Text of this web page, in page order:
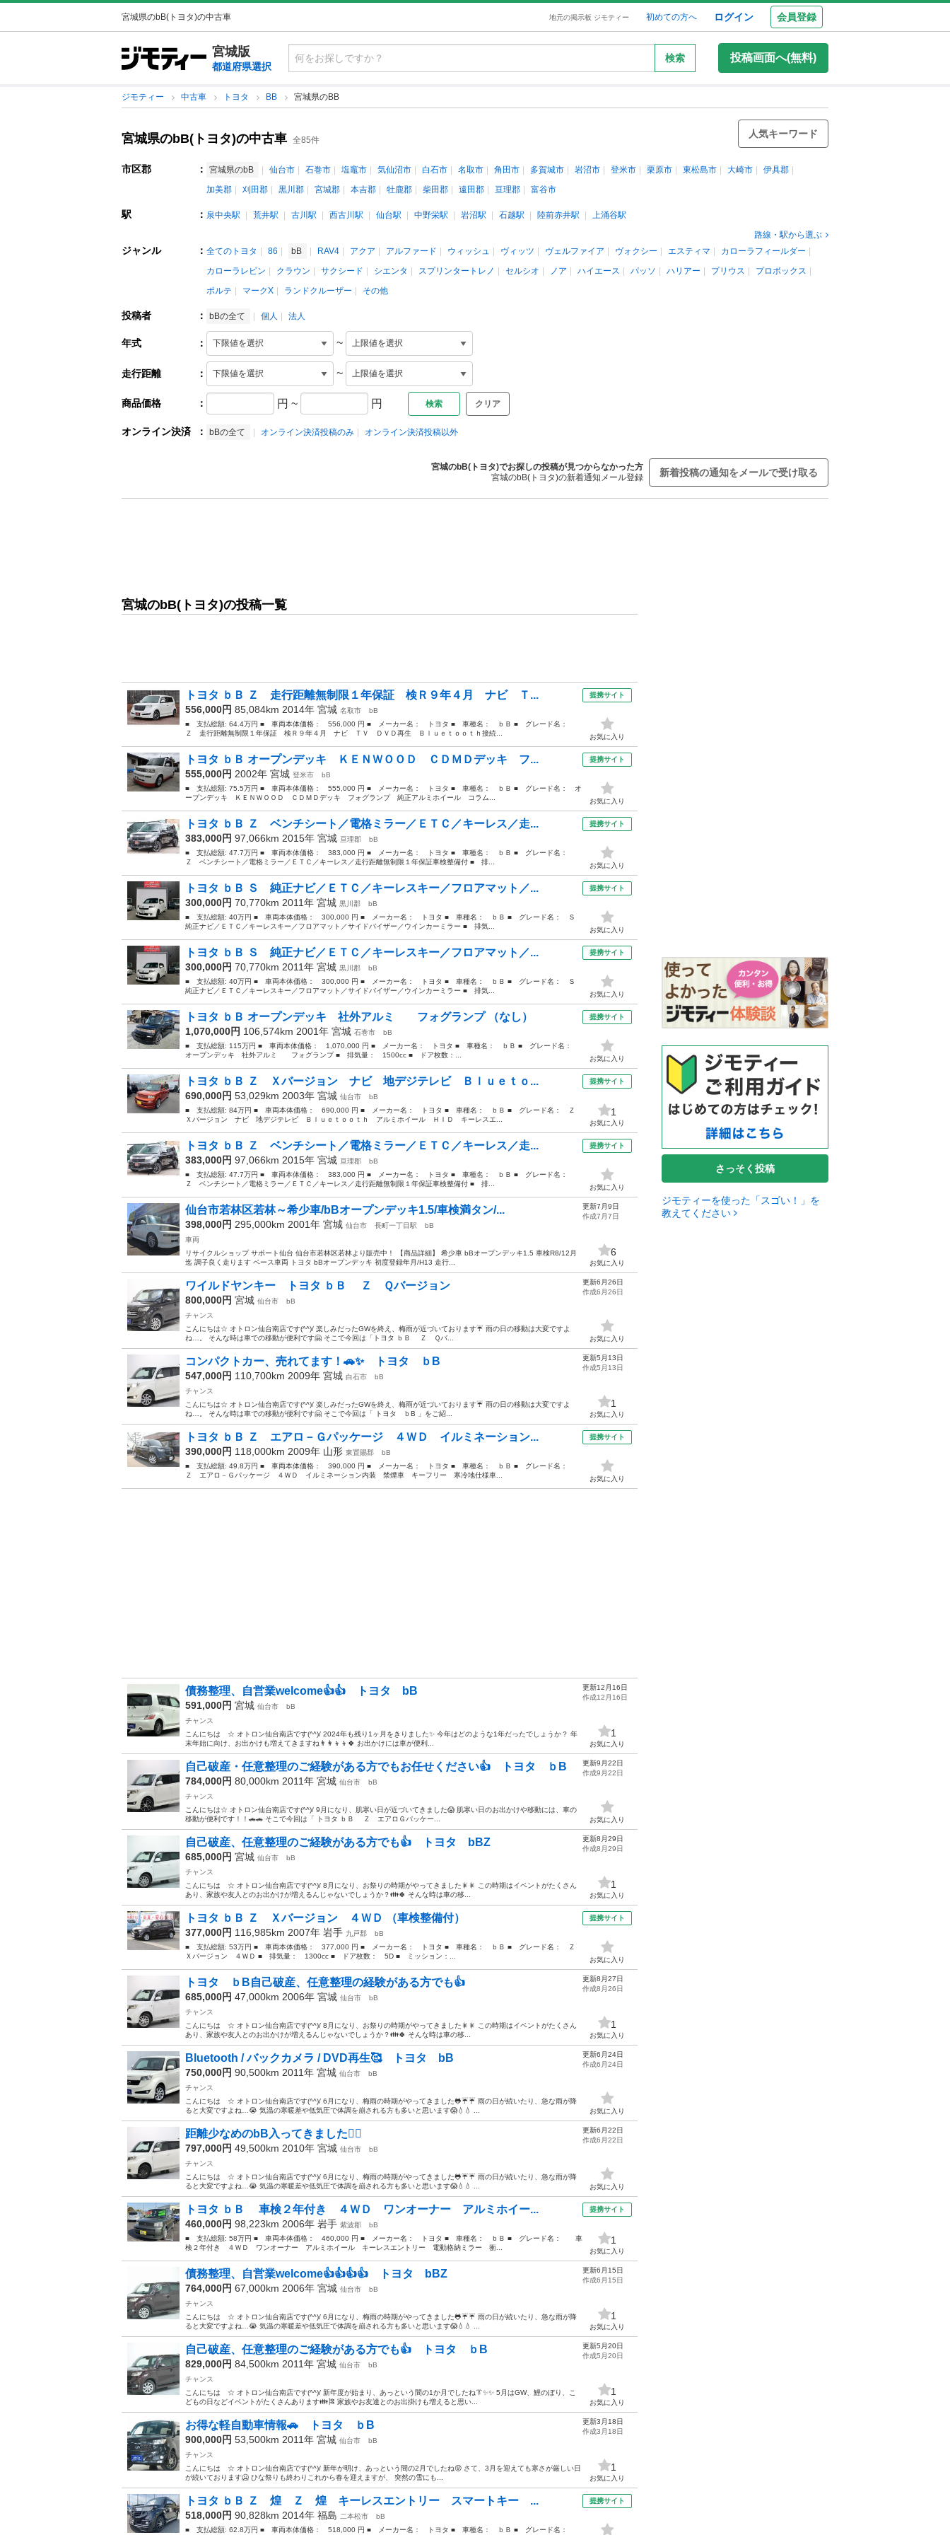
宮城県のbB(トヨタ)の中古車 地元の掲示板 ジモティー 初めての方へ ログイン 会員登録
宮城版
都道府県選択
検索 投稿画面へ(無料)
ジモティー 中古車 トヨタ BB 宮城県のBB
宮城県のbB(トヨタ)の中古車 全85件
人気キーワード
市区郡 ： 宮城県のbB 仙台市 石巻市 塩竈市 気仙沼市 白石市 名取市 角田市 多賀城市 岩沼市 登米市 栗原市 東松島市 大崎市
伊具郡
加美郡
刈田郡 黒川郡 宮城郡 本吉郡 牡鹿郡 柴田郡 遠田郡 亘理郡 富谷市
駅 ： 泉中央駅 荒井駅 古川駅 西古川駅 仙台駅 中野栄駅 岩沼駅 石越駅 陸前赤井駅
上涌谷駅
路線・駅から選ぶ
ジャンル ： 全てのトヨタ 86 bB RAV4 アクア アルファード ウィッシュ ヴィッツ ヴェルファイア ヴォクシー エスティマ
カローラフィールダー
カローラレビン
クラウン サクシード シエンタ スプリンタートレノ セルシオ ノア ハイエース パッソ ハリアー プリウス
プロボックス
ポルテ
マークX ランドクルーザー その他
投稿者 ： bBの全て 個人 法人
年式 ： ~
走行距離 ： ~
商品価格 ： 円 ~ 円 クリア
オンライン決済 ： bBの全て オンライン決済投稿のみ オンライン決済投稿以外
宮城のbB(トヨタ)でお探しの投稿が見つからなかった方
宮城のbB(トヨタ)の新着通知メール登録
新着投稿の通知をメールで受け取る
宮城のbB(トヨタ)の投稿一覧
トヨタ ｂＢ Ｚ 走行距離無制限１年保証 検Ｒ９年４月 ナビ Ｔ...
556,000円 85,084km 2014年 宮城 名取市
bB
■ 支払総額: 64.4万円 ■ 車両本体価格： 556,000 円 ■ メーカー名： トヨタ ■ 車種名： ｂＢ ■ グレード名：
Ｚ 走行距離無制限１年保証 検Ｒ９年４月 ナビ ＴＶ ＤＶＤ再生 Ｂｌｕｅｔｏｏｔｈ接続...
提携サイト
お気に入り
トヨタ ｂＢ オープンデッキ ＫＥＮＷＯＯＤ ＣＤＭＤデッキ フ...
555,000円 2002年 宮城 登米市
bB
■ 支払総額: 75.5万円 ■ 車両本体価格： 555,000 円 ■ メーカー名： トヨタ ■ 車種名： ｂＢ ■ グレード名： オ
ープンデッキ ＫＥＮＷＯＯＤ ＣＤＭＤデッキ フォグランプ 純正アルミホイール コラム...
提携サイト
お気に入り
トヨタ ｂＢ Ｚ ベンチシート／電格ミラー／ＥＴＣ／キーレス／走...
383,000円 97,066km 2015年 宮城 亘理郡
bB
■ 支払総額: 47.7万円 ■ 車両本体価格： 383,000 円 ■ メーカー名： トヨタ ■ 車種名： ｂＢ ■ グレード名：
Ｚ ベンチシート／電格ミラー／ＥＴＣ／キーレス／走行距離無制限１年保証車検整備付 ■ 排...
提携サイト
お気に入り
トヨタ ｂＢ Ｓ 純正ナビ／ＥＴＣ／キーレスキー／フロアマット／...
300,000円 70,770km 2011年 宮城 黒川郡
bB
■ 支払総額: 40万円 ■ 車両本体価格： 300,000 円 ■ メーカー名： トヨタ ■ 車種名： ｂＢ ■ グレード名： Ｓ
純正ナビ／ＥＴＣ／キーレスキー／フロアマット／サイドバイザー／ウインカーミラー ■ 排気...
提携サイト
お気に入り
トヨタ ｂＢ Ｓ 純正ナビ／ＥＴＣ／キーレスキー／フロアマット／...
300,000円 70,770km 2011年 宮城 黒川郡
bB
■ 支払総額: 40万円 ■ 車両本体価格： 300,000 円 ■ メーカー名： トヨタ ■ 車種名： ｂＢ ■ グレード名： Ｓ
純正ナビ／ＥＴＣ／キーレスキー／フロアマット／サイドバイザー／ウインカーミラー ■ 排気...
提携サイト
お気に入り
トヨタ ｂＢ オープンデッキ 社外アルミ フォグランプ （なし）
1,070,000円 106,574km 2001年 宮城 石巻市
bB
■ 支払総額: 115万円 ■ 車両本体価格： 1,070,000 円 ■ メーカー名： トヨタ ■ 車種名： ｂＢ ■ グレード名：
オープンデッキ 社外アルミ フォグランプ ■ 排気量： 1500cc ■ ドア枚数：...
提携サイト
お気に入り
トヨタ ｂＢ Ｚ Ｘバージョン ナビ 地デジテレビ Ｂｌｕｅｔｏ...
690,000円 53,029km 2003年 宮城 仙台市
bB
■ 支払総額: 84万円 ■ 車両本体価格： 690,000 円 ■ メーカー名： トヨタ ■ 車種名： ｂＢ ■ グレード名： Ｚ
Ｘバージョン ナビ 地デジテレビ Ｂｌｕｅｔｏｏｔｈ アルミホイール ＨＩＤ キーレスエ...
提携サイト
1
お気に入り
トヨタ ｂＢ Ｚ ベンチシート／電格ミラー／ＥＴＣ／キーレス／走...
383,000円 97,066km 2015年 宮城 亘理郡
bB
■ 支払総額: 47.7万円 ■ 車両本体価格： 383,000 円 ■ メーカー名： トヨタ ■ 車種名： ｂＢ ■ グレード名：
Ｚ ベンチシート／電格ミラー／ＥＴＣ／キーレス／走行距離無制限１年保証車検整備付 ■ 排...
提携サイト
お気に入り
仙台市若林区若林～希少車/bBオープンデッキ1.5/車検満タン/...
398,000円 295,000km 2001年 宮城 仙台市 長町一丁目駅
bB
車両
リサイクルショップ サポート仙台 仙台市若林区若林より販売中！ 【商品詳細】 希少車 bBオープンデッキ1.5 車検R8/12月
迄 調子良く走ります ベース車両 トヨタ bBオープンデッキ 初度登録年月/H13 走行...
更新7月9日
作成7月7日
6
お気に入り
ワイルドヤンキー トヨタ ｂＢ Ｚ Ｑバージョン
800,000円 宮城 仙台市
bB
チャンス
こんにちは☆ オトロン仙台南店です(^^)/ 楽しみだったGWを終え、梅雨が近づいております☔ 雨の日の移動は大変ですよ
ね…。 そんな時は車での移動が便利です🤗 そこで今回は「トヨタ ｂＢ Ｚ Ｑバ...
更新6月26日
作成6月26日
お気に入り
コンパクトカー、売れてます！🚗✨ トヨタ ｂB
547,000円 110,700km 2009年 宮城 白石市
bB
チャンス
こんにちは☆ オトロン仙台南店です(^^)/ 楽しみだったGWを終え、梅雨が近づいております☔ 雨の日の移動は大変ですよ
ね…。 そんな時は車での移動が便利です🤗 そこで今回は「 トヨタ ｂB 」をご紹...
更新5月13日
作成5月13日
1
お気に入り
トヨタ ｂＢ Ｚ エアロ－Ｇパッケージ ４ＷＤ イルミネーション...
390,000円 118,000km 2009年 山形 東置賜郡
bB
■ 支払総額: 49.8万円 ■ 車両本体価格： 390,000 円 ■ メーカー名： トヨタ ■ 車種名： ｂＢ ■ グレード名：
Ｚ エアロ－Ｇパッケージ ４ＷＤ イルミネーション内装 禁煙車 キーフリー 寒冷地仕様車...
提携サイト
お気に入り
債務整理、自営業welcome👍👍 トヨタ bB
591,000円 宮城 仙台市
bB
チャンス
こんにちは ☆ オトロン仙台南店です(^^)/ 2024年も残り1ヶ月をきりました✨ 今年はどのような1年だったでしょうか？ 年
末年始に向け、お出かけも増えてきますね👨‍👩‍👦‍👦🍀 お出かけには車が便利...
更新12月16日
作成12月16日
1
お気に入り
自己破産・任意整理のご経験がある方でもお任せください👍 トヨタ ｂB
784,000円 80,000km 2011年 宮城 仙台市
bB
チャンス
こんにちは☆ オトロン仙台南店です(^^)/ 9月になり、肌寒い日が近づいてきました😱 肌寒い日のお出かけや移動には、車の
移動が便利です！！🚗🚗 そこで今回は「 トヨタ ｂＢ Ｚ エアロＧパッケー...
更新9月22日
作成9月22日
お気に入り
自己破産、任意整理のご経験がある方でも👍 トヨタ bBZ
685,000円 宮城 仙台市
bB
チャンス
こんにちは ☆ オトロン仙台南店です(^^)/ 8月になり、お祭りの時期がやってきました🎇🎇 この時期はイベントがたくさん
あり、家族や友人とのお出かけが増えるんじゃないでしょうか？👪🍀 そんな時は車の移...
更新8月29日
作成8月29日
1
お気に入り
トヨタ ｂＢ Ｚ Ｘバージョン ４ＷＤ （車検整備付）
377,000円 116,985km 2007年 岩手 九戸郡
bB
■ 支払総額: 53万円 ■ 車両本体価格： 377,000 円 ■ メーカー名： トヨタ ■ 車種名： ｂＢ ■ グレード名： Ｚ
Ｘバージョン ４ＷＤ ■ 排気量： 1300cc ■ ドア枚数： 5D ■ ミッション：...
提携サイト
お気に入り
トヨタ ｂB自己破産、任意整理の経験がある方でも👍
685,000円 47,000km 2006年 宮城 仙台市
bB
チャンス
こんにちは ☆ オトロン仙台南店です(^^)/ 8月になり、お祭りの時期がやってきました🎇🎇 この時期はイベントがたくさん
あり、家族や友人とのお出かけが増えるんじゃないでしょうか？👪🍀 そんな時は車の移...
更新8月27日
作成8月26日
1
お気に入り
Bluetooth / バックカメラ / DVD再生🥰 トヨタ bB
750,000円 90,500km 2011年 宮城 仙台市
bB
チャンス
こんにちは ☆ オトロン仙台南店です(^^)/ 6月になり、梅雨の時期がやってきました🐸☔☔ 雨の日が続いたり、急な雨が降
ると大変ですよね…😭 気温の寒暖差や低気圧で体調を崩される方も多いと思います😱💧💧 ...
更新6月24日
作成6月24日
お気に入り
距離少なめのbB入ってきました🏳‍🌈
797,000円 49,500km 2010年 宮城 仙台市
bB
チャンス
こんにちは ☆ オトロン仙台南店です(^^)/ 6月になり、梅雨の時期がやってきました🐸☔☔ 雨の日が続いたり、急な雨が降
ると大変ですよね…😭 気温の寒暖差や低気圧で体調を崩される方も多いと思います😱💧💧 ...
更新6月22日
作成6月22日
お気に入り
トヨタ ｂＢ 車検２年付き ４ＷＤ ワンオーナー アルミホイー...
460,000円 98,223km 2006年 岩手 紫波郡
bB
■ 支払総額: 58万円 ■ 車両本体価格： 460,000 円 ■ メーカー名： トヨタ ■ 車種名： ｂＢ ■ グレード名： 車
検２年付き ４ＷＤ ワンオーナー アルミホイール キーレスエントリー 電動格納ミラー 衝...
提携サイト
1
お気に入り
債務整理、自営業welcome👍👍👍👍 トヨタ bBZ
764,000円 67,000km 2006年 宮城 仙台市
bB
チャンス
こんにちは ☆ オトロン仙台南店です(^^)/ 6月になり、梅雨の時期がやってきました🐸☔☔ 雨の日が続いたり、急な雨が降
ると大変ですよね…😭 気温の寒暖差や低気圧で体調を崩される方も多いと思います😱💧💧 ...
更新6月15日
作成6月15日
1
お気に入り
自己破産、任意整理のご経験がある方でも👍 トヨタ ｂB
829,000円 84,500km 2011年 宮城 仙台市
bB
チャンス
こんにちは ☆ オトロン仙台南店です(^^)/ 新年度が始まり、あっという間の1か月でしたね👔✨✨ 5月はGW、鯉のぼり、こ
どもの日などイベントがたくさんあります👪🎏 家族やお友達とのお出掛けも増えると思い...
更新5月20日
作成5月20日
1
お気に入り
お得な軽自動車情報🚗 トヨタ ｂB
900,000円 53,500km 2011年 宮城 仙台市
bB
チャンス
こんにちは ☆ オトロン仙台南店です(^^)/ 新年が明け、あっという間の2月でしたね😝 さて、3月を迎えても寒さが厳しい日
が続いております🥶 ひな祭りも終わりこれから春を迎えますが、 突然の雪にも...
更新3月18日
作成3月18日
1
お気に入り
トヨタ ｂＢ Ｚ 煌 Ｚ 煌 キーレスエントリー スマートキー ...
518,000円 90,828km 2014年 福島 二本松市
bB
■ 支払総額: 62.8万円 ■ 車両本体価格： 518,000 円 ■ メーカー名： トヨタ ■ 車種名： ｂＢ ■ グレード名：
提携サイト
さっそく投稿
ジモティーを使った「スゴい！」を
教えてください